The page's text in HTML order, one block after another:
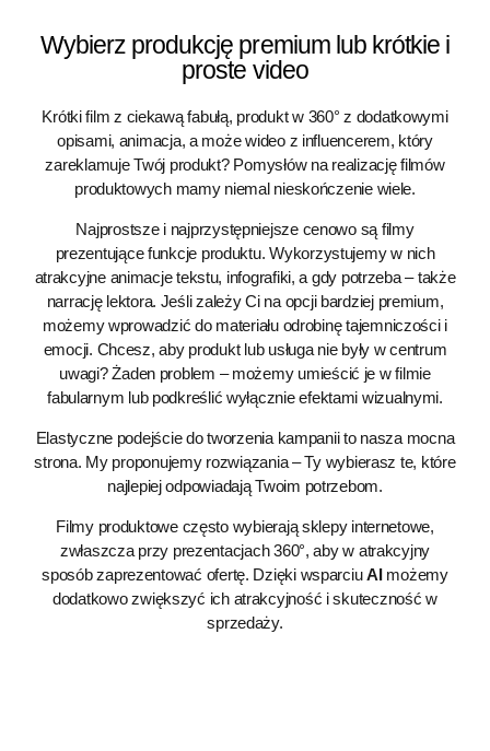
Wybierz produkcję premium lub krótkie i
proste video
Krótki film z ciekawą fabułą, produkt w 360° z dodatkowymi
opisami, animacja, a może wideo z influencerem, który
zareklamuje Twój produkt? Pomysłów na realizację filmów
produktowych mamy niemal nieskończenie wiele.
Najprostsze i najprzystępniejsze cenowo są filmy
prezentujące funkcje produktu. Wykorzystujemy w nich
atrakcyjne animacje tekstu, infografiki, a gdy potrzeba – także
narrację lektora. Jeśli zależy Ci na opcji bardziej premium,
możemy wprowadzić do materiału odrobinę tajemniczości i
emocji. Chcesz, aby produkt lub usługa nie były w centrum
uwagi? Żaden problem – możemy umieścić je w filmie
fabularnym lub podkreślić wyłącznie efektami wizualnymi.
Elastyczne podejście do tworzenia kampanii to nasza mocna
strona. My proponujemy rozwiązania – Ty wybierasz te, które
najlepiej odpowiadają Twoim potrzebom.
Filmy produktowe często wybierają sklepy internetowe,
zwłaszcza przy prezentacjach 360°, aby w atrakcyjny
sposób zaprezentować ofertę. Dzięki wsparciuAImożemy
dodatkowo zwiększyć ich atrakcyjność i skuteczność w
sprzedaży.